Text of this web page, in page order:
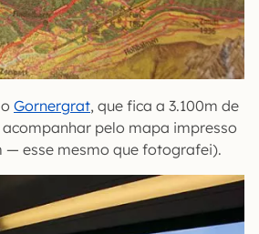
Gornergrat, que fica a 3.100m de
pelo mapa impresso
— esse mesmo que fotografei).